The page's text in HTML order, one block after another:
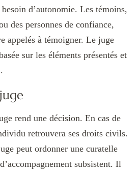
d’autonomie. Les témoins,
des personnes de confiance,
appelés à témoigner. Le juge
sur les éléments présentés et
rend une décision. En cas de
retrouvera ses droits civils.
peut ordonner une curatelle
subsistent. Il